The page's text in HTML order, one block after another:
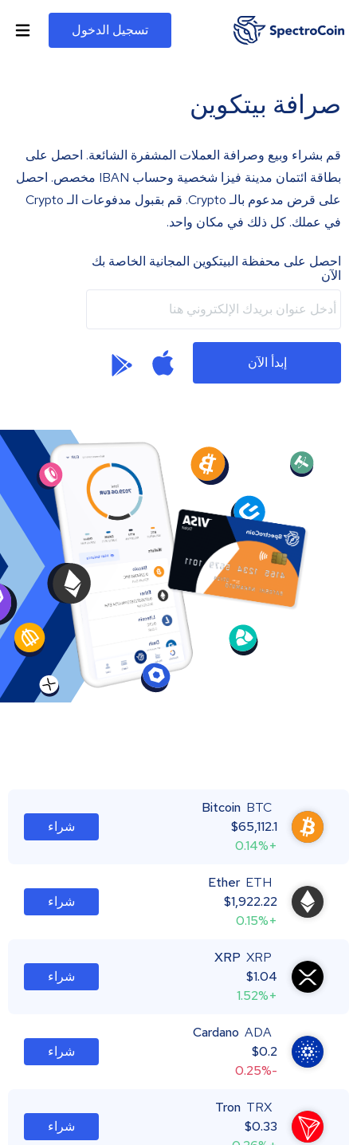
تسجيل الدخول
صرافة بيتكوين
قم بشراء وبيع وصرافة العملات المشفرة الشائعة. احصل على
بطاقة ائتمان مدينة فيزا شخصية وحساب IBAN مخصص. احصل
على قرض مدعوم بالـ Crypto. قم بقبول مدفوعات الـ Crypto
في عملك. كل ذلك في مكان واحد.
احصل على محفظة البيتكوين المجانية الخاصة بك
الآن
إبدأ الآن
Bitcoin BTC
$65,112.1
+0.14%
شراء
Ether ETH
$1,922.22
+0.15%
شراء
XRP XRP
$1.04
+1.52%
شراء
Cardano ADA
$0.2
-0.25%
شراء
Tron TRX
$0.33
شراء